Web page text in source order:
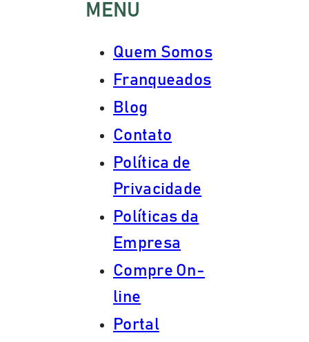
MENU
Quem Somos
Franqueados
Blog
Contato
Política de
Privacidade
Políticas da
Empresa
Compre On-
line
Portal